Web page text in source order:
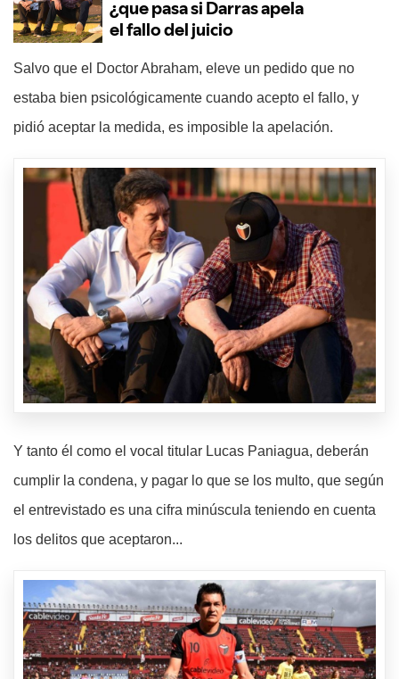
Salvo que el Doctor Abraham, eleve un pedido que no
estaba bien psicológicamente cuando acepto el fallo, y
pidió aceptar la medida, es imposible la apelación.
Y tanto él como el vocal titular Lucas Paniagua, deberán
cumplir la condena, y pagar lo que se los multo, que según
el entrevistado es una cifra minúscula teniendo en cuenta
los delitos que aceptaron...